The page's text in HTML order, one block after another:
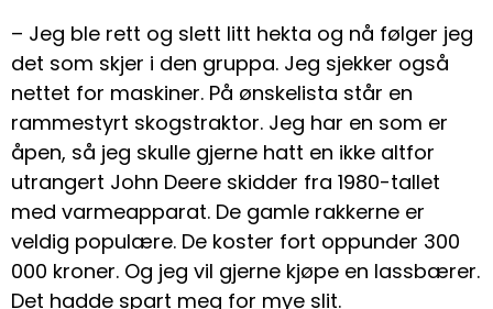
– Jeg ble rett og slett litt hekta og nå følger jeg
det som skjer i den gruppa. Jeg sjekker også
nettet for maskiner. På ønskelista står en
rammestyrt skogstraktor. Jeg har en som er
åpen, så jeg skulle gjerne hatt en ikke altfor
utrangert John Deere skidder fra 1980-tallet
med varmeapparat. De gamle rakkerne er
veldig populære. De koster fort oppunder 300
000 kroner. Og jeg vil gjerne kjøpe en lassbærer.
Det hadde spart meg for mye slit.